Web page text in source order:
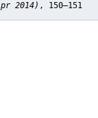
2014) , 150–151